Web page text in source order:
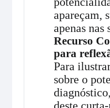
apareçam,
apenas nas
Recurso
para
Para
sobre o